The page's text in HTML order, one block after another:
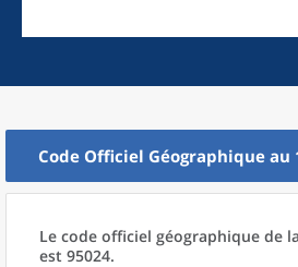
Code Officiel Géographique au
Le code officiel géographique de la
est 95024.